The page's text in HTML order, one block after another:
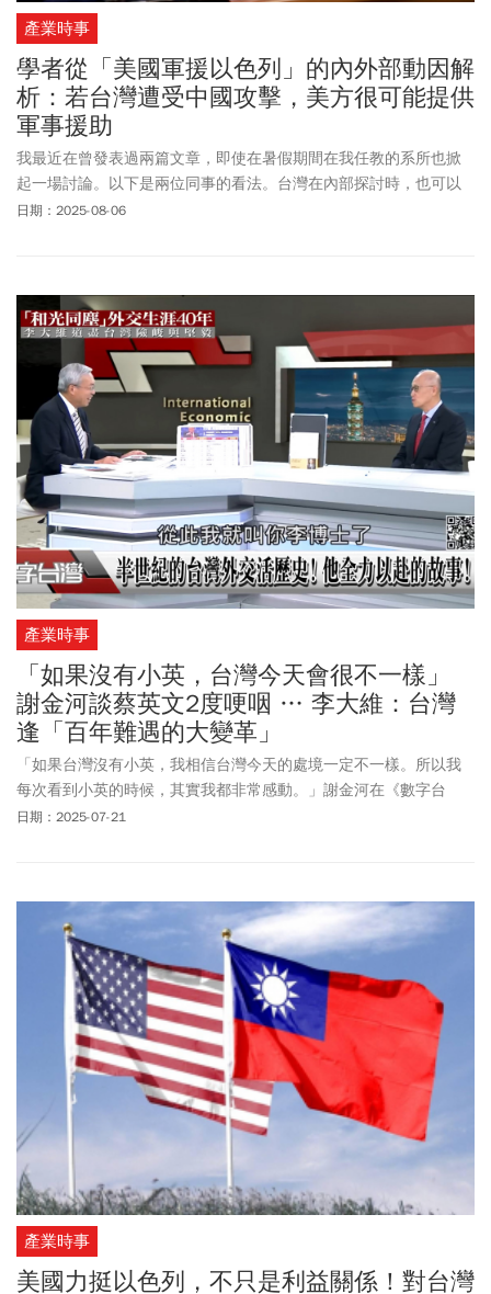
產業時事
學者從「美國軍援以色列」的內外部動因解
析：若台灣遭受中國攻擊，美方很可能提供
軍事援助
我最近在曾發表過兩篇文章，即使在暑假期間在我任教的系所也掀
起一場討論。以下是兩位同事的看法。台灣在內部探討時，也可以
參考美國學界的旁觀者角度。
日期：2025-08-06
產業時事
「如果沒有小英，台灣今天會很不一樣」
謝金河談蔡英文2度哽咽 … 李大維：台灣
逢「百年難遇的大變革」
「如果台灣沒有小英，我相信台灣今天的處境一定不一樣。所以我
每次看到小英的時候，其實我都非常感動。」謝金河在《數字台
灣》節目中談到蔡英文，忍不住哽咽。他強調，她雖然是個大小
—台灣的第一島鏈的戰略位置，都是重要的籌碼。他認為，最重要
的是要找到能夠和川普通電話、見到他的面，將台灣的優勢講給他
聽。另外，川普要的是「對我忠誠」，「他認為是第一個要件，勝
過於所謂能力、學歷這些東西。」
日期：2025-07-21
產業時事
美國力挺以色列，不只是利益關係！對台灣